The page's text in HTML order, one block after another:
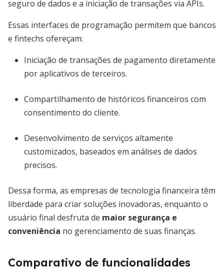
seguro de dados e a iniciação de transações via APIs.
Essas interfaces de programação permitem que bancos
e fintechs ofereçam:
Iniciação de transações de pagamento diretamente
por aplicativos de terceiros.
Compartilhamento de históricos financeiros com
consentimento do cliente.
Desenvolvimento de serviços altamente
customizados, baseados em análises de dados
precisos.
Dessa forma, as empresas de tecnologia financeira têm
liberdade para criar soluções inovadoras, enquanto o
usuário final desfruta de maior segurança e
conveniência no gerenciamento de suas finanças.
Comparativo de funcionalidades